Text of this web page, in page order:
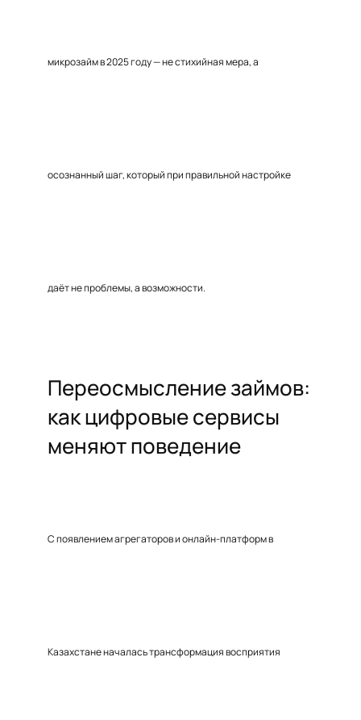
микрозайм в 2025 году — не стихийная мера, а
осознанный шаг, который при правильной настройке
даёт не проблемы, а возможности.
Переосмысление займов:
как цифровые сервисы
меняют поведение
С появлением агрегаторов и онлайн-платформ в
Казахстане началась трансформация восприятия